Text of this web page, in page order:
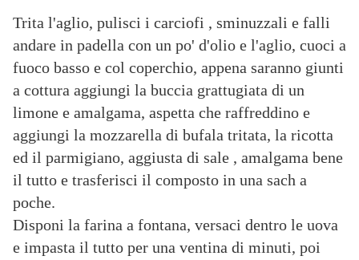
Trita l'aglio, pulisci i carciofi , sminuzzali e falli
andare in padella con un po' d'olio e l'aglio, cuoci a
fuoco basso e col coperchio, appena saranno giunti
a cottura aggiungi la buccia grattugiata di un
limone e amalgama, aspetta che raffreddino e
aggiungi la mozzarella di bufala tritata, la ricotta
ed il parmigiano, aggiusta di sale , amalgama bene
il tutto e trasferisci il composto in una sach a
poche.
Disponi la farina a fontana, versaci dentro le uova
e impasta il tutto per una ventina di minuti, poi